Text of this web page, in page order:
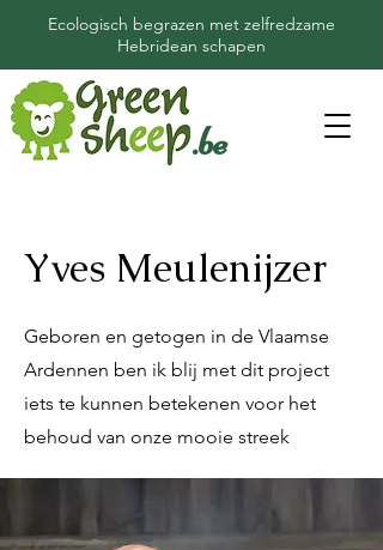
Ecologisch begrazen met zelfredzame
Hebridean schapen
.be
Yves Meulenijzer
Geboren en getogen in de Vlaamse
Ardennen ben ik blij met dit project
iets te kunnen betekenen voor het
behoud van onze mooie streek